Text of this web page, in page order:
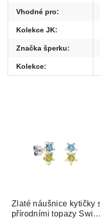
Vhodné pro:
Kolekce JK:
Značka šperku:
Kolekce:
Zlaté náušnice kytičky
přírodními topazy Swiss